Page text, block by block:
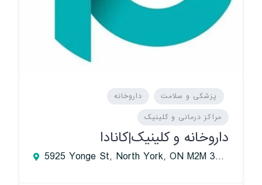
پزشکی و سلامت
داروخانه
مراکز درمانی و کلینیک
داروخانه و کلینیک|کانادا
5925 Yonge St, North York, ON M2M 3V7, Canada